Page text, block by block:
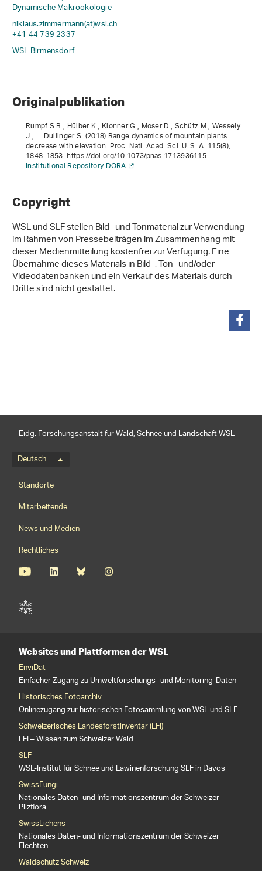
Dynamische Makroökologie
niklaus.zimmermann(at)wsl.ch
+41 44 739 2337
WSL Birmensdorf
Originalpublikation
Rumpf S.B., Hülber K., Klonner G., Moser D., Schütz M., Wessely
J., … Dullinger S. (2018) Range dynamics of mountain plants
decrease with elevation. Proc. Natl. Acad. Sci. U. S. A. 115(8),
1848-1853. https://doi.org/10.1073/pnas.1713936115
Institutional Repository DORA
Copyright
WSL und SLF stellen Bild- und Tonmaterial zur Verwendung
im Rahmen von Pressebeiträgen im Zusammenhang mit
dieser Medienmitteilung kostenfrei zur Verfügung. Eine
Übernahme dieses Materials in Bild-, Ton- und/oder
Videodatenbanken und ein Verkauf des Materials durch
Dritte sind nicht gestattet.
Eidg. Forschungsanstalt für Wald, Schnee und Landschaft WSL
Sprachmenü
Deutsch
Footernavigation
Standorte
Mitarbeitende
News und Medien
Rechtliches
Websites und Plattformen der WSL
EnviDat
Einfacher Zugang zu Umweltforschungs- und Monitoring-Daten
Historisches Fotoarchiv
Onlinezugang zur historischen Fotosammlung von WSL und SLF
Schweizerisches Landesforstinventar (LFI)
LFI – Wissen zum Schweizer Wald
SLF
WSL-Institut für Schnee und Lawinenforschung SLF in Davos
SwissFungi
Nationales Daten- und Informationszentrum der Schweizer
Pilzflora
SwissLichens
Nationales Daten- und Informationszentrum der Schweizer
Flechten
Waldschutz Schweiz